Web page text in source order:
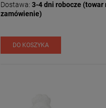
Dostawa: 3-4 dni robocze (towar
zamówienie)
DO KOSZYKA